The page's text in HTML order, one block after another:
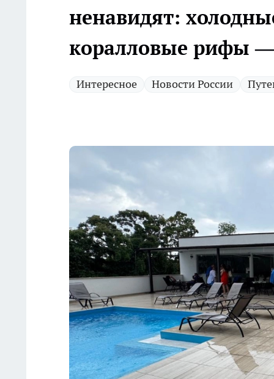
ненавидят:
коралловые рифы
Интересное Новости России